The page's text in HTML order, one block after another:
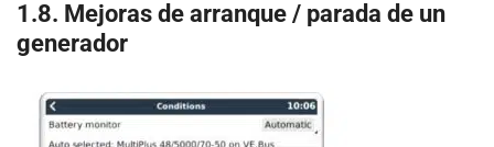
1.8. Mejoras de arranque / parada de un
generador